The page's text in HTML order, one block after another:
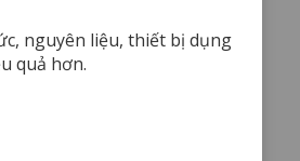
nguyên liệu, thiết bị dụng
quả hơn.